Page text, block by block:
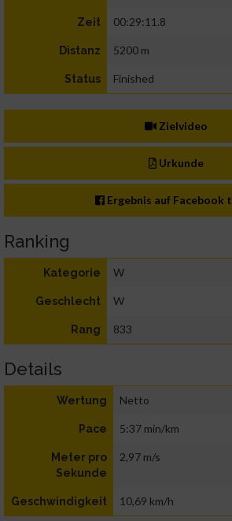
Zeit 00:29:11.8
Distanz 5200 m
Status Finished
Zielvideo
Urkunde
Ergebnis auf Facebook
Ranking
Kategorie W
Geschlecht W
Rang 833
Details
Wertung Netto
Pace 5:37 min/km
Meter pro
Sekunde
2,97 m/s
Geschwindigkeit 10,69 km/h